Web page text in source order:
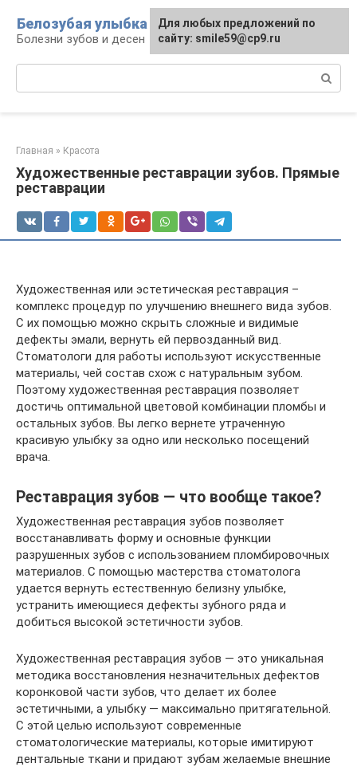
контенту
Белозубая улыбка
Болезни зубов и десен
Главная » Красота
Художественные реставрации зубов. Прямые
реставрации
Художественная или эстетическая реставрация –
комплекс процедур по улучшению внешнего вида зубов.
С их помощью можно скрыть сложные и видимые
дефекты эмали, вернуть ей первозданный вид.
Стоматологи для работы используют искусственные
материалы, чей состав схож с натуральным зубом.
Поэтому художественная реставрация позволяет
достичь оптимальной цветовой комбинации пломбы и
остальных зубов. Вы легко вернете утраченную
красивую улыбку за одно или несколько посещений
врача.
Реставрация зубов — что вообще такое?
Художественная реставрация зубов позволяет
восстанавливать форму и основные функции
разрушенных зубов с использованием пломбировочных
материалов. С помощью мастерства стоматолога
удается вернуть естественную белизну улыбке,
устранить имеющиеся дефекты зубного ряда и
добиться высокой эстетичности зубов.
Художественная реставрация зубов — это уникальная
методика восстановления незначительных дефектов
коронковой части зубов, что делает их более
эстетичными, а улыбку — максимально притягательной.
С этой целью используют современные
стоматологические материалы, которые имитируют
дентальные ткани и придают зубам желаемые внешние
Для любых предложений по
сайту: smile59@cp9.ru